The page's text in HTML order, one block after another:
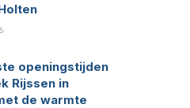
openingstijden
Rijssen in
de warmte